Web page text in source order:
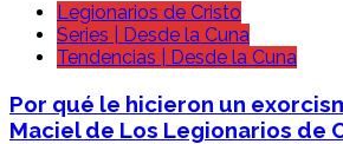
Legionarios de Cristo
Series | Desde la Cuna
Tendencias | Desde la Cuna
Por qué le hicieron un
Maciel de Los Legionarios de